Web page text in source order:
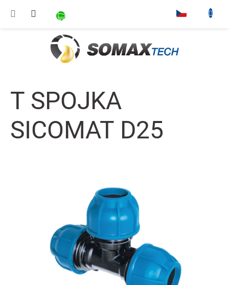
NÁKUPNÍ KOŠÍK
T SPOJKA
SICOMAT D25